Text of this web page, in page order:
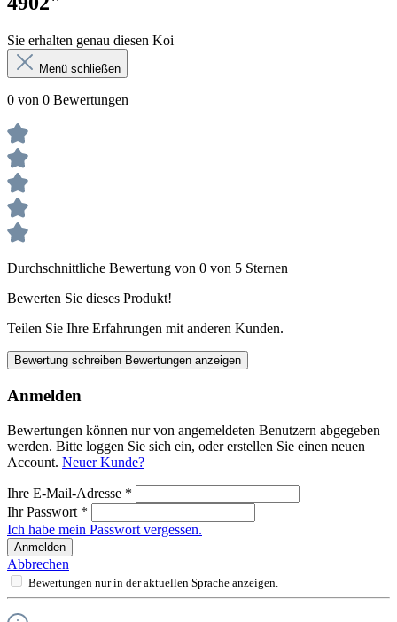
Sie erhalten genau diesen Koi
Menü schließen
0 von 0 Bewertungen
Durchschnittliche Bewertung von 0 von 5 Sternen
Bewerten Sie dieses Produkt!
Teilen Sie Ihre Erfahrungen mit anderen Kunden.
Bewertung schreiben Bewertungen anzeigen
Anmelden
Bewertungen können nur von angemeldeten Benutzern abgegeben
werden. Bitte loggen Sie sich ein, oder erstellen Sie einen neuen
Account. Neuer Kunde?
Ihre E-Mail-Adresse *
Ihr Passwort *
Ich habe mein Passwort vergessen.
Anmelden
Abbrechen
Bewertungen nur in der aktuellen Sprache anzeigen.